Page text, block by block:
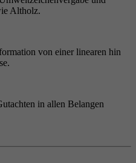
Altholz.
von einer linearen hin
in allen Belangen